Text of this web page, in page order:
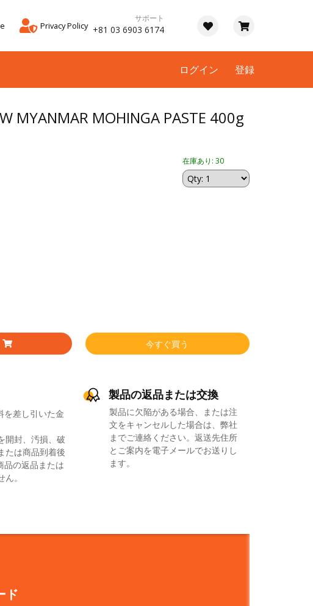
Privacy Policy
サポート
+81 03 6903 6174
ログイン 登録
MYANMAR MOHINGA PASTE 400g
在庫あり: 30
今すぐ買う
を差し引いた金
開封、汚損、破
たは商品到着後
品の返品または
。
製品の返品または交換
製品に欠陥がある場合、または注
文をキャンセルした場合は、弊社
までご連絡ください。返送先住所
とご案内を電子メールでお送りし
ます。
ド